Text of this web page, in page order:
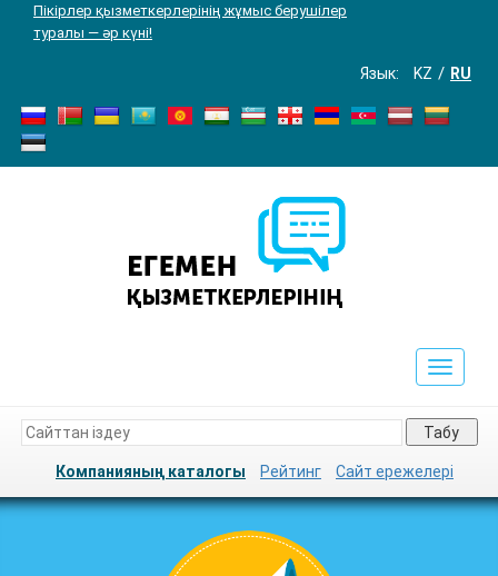
Пікірлер қызметкерлерінің жұмыс берушілер
туралы — әр күні!
Язык: KZ RU
Toggle
Табу
Компанияның каталогы Рейтинг Сайт ережелері